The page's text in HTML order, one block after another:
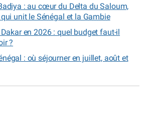
: au cœur du Delta du Saloum,
unit le Sénégal et la Gambie
en 2026 : quel budget faut-il
?
: où séjourner en juillet, août et